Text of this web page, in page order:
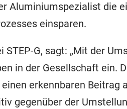
Aluminiumspezialist die
einsparen.
STEP-G, sagt: „Mit der
in der Gesellschaft ein.
erkennbaren Beitrag
gegenüber der